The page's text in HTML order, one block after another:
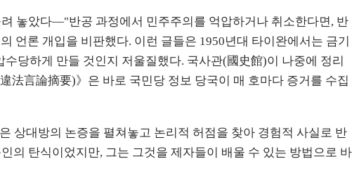
놓았다—"반공 과정에서 민주주의를 억압하거나 취소한다면, 반
언론 개입을 비판했다. 이런 글들은 1950년대 타이완에서는 금기
당하게 만들 것인지 저울질했다. 국사관(國史館)이 나중에 정리
言論摘要)》은 바로 국민당 정보 당국이 매 호마다 증거를 수집
상대방의 논증을 펼쳐놓고 논리적 허점을 찾아 경험적 사실로 반
의 탄식이었지만, 그는 그것을 제자들이 배울 수 있는 방법으로 바